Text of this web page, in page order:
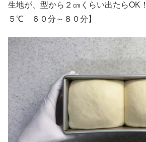
生地が、型から２㎝くらい出たらOK
５℃ ６０分～８０分】